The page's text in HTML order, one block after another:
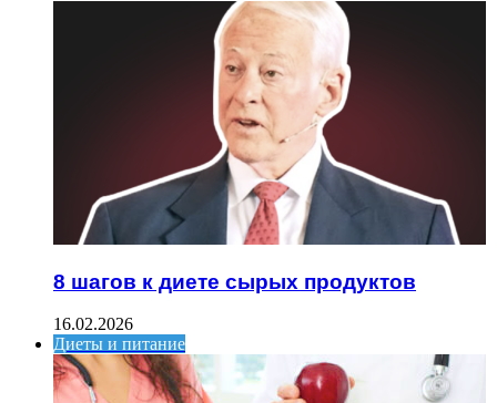
8 шагов к диете сырых продуктов
16.02.2026
Диеты и питание